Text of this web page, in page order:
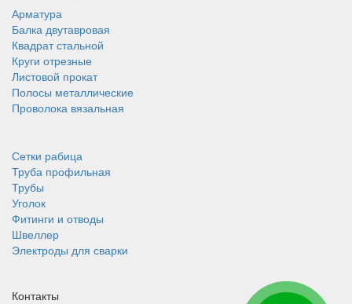
Арматура
Балка двутавровая
Квадрат стальной
Круги отрезные
Листовой прокат
Полосы металлические
Проволока вязальная
Сетки рабица
Труба профильная
Трубы
Уголок
Фитинги и отводы
Швеллер
Электроды для сварки
Контакты